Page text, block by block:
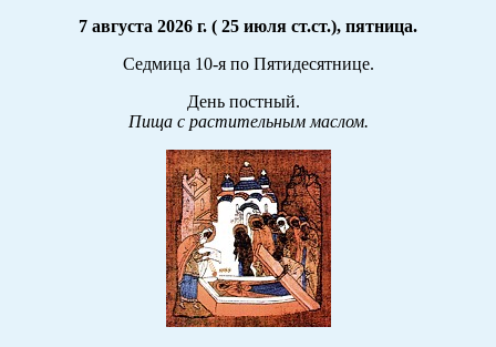
7 августа 2026 г. ( 25 июля ст.ст.), пятница.
Седмица 10-я по Пятидесятнице.
День постный.
Пища с растительным маслом.